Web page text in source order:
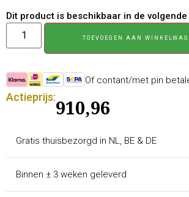
Dit product is beschikbaar in de
TOEVOEGEN AAN
Of contant/met pin
Actieprijs:
910,96
Gratis thuisbezorgd in NL, BE & DE
Binnen ± 3 weken geleverd